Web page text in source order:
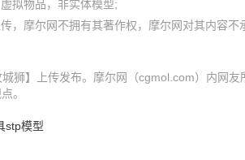
拟物品，非实体模型;
狮】上传发布。摩尔网（cgmol.com）内网
。
stp模型